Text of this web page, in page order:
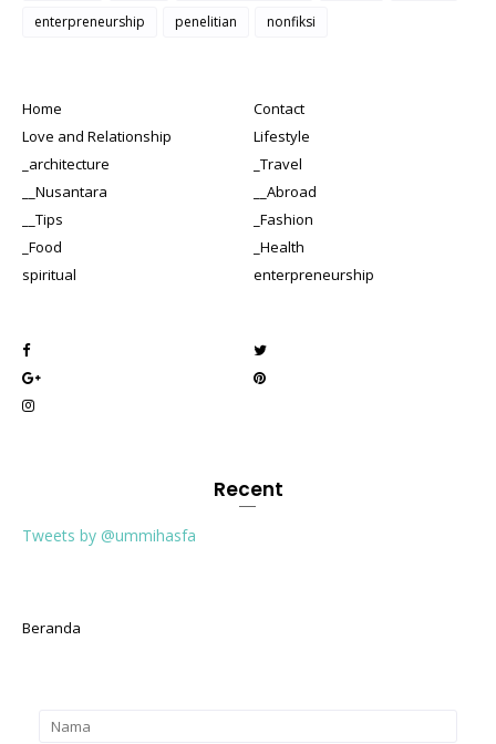
enterpreneurship
penelitian nonfiksi
Home
Contact
Love and Relationship
Lifestyle
_architecture
_Travel
__Nusantara
__Abroad
__Tips
_Fashion
_Food
_Health
spiritual
enterpreneurship
Recent
Tweets by @ummihasfa
Beranda